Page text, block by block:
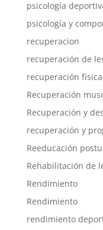
psicología
psicología y
recuperacion
recuperación de
recuperación física
Recuperación
Recuperación y
recuperación y
Reeducación
Rehabilitación de
Rendimiento
Rendimiento
rendimiento